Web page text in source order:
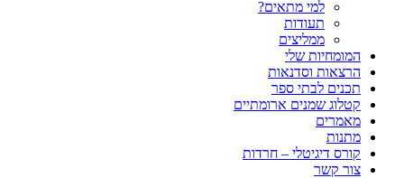
למי מתאים?
תעודות
ממליצים
המומחיות שלי
הרצאות וסדנאות
תכנים לבתי ספר
קטלוג שמנים ארומתיים
מאמרים
מתנות
קורס דיגיטלי – חרדות
צור קשר